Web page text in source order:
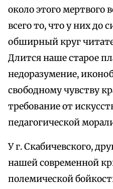
около этого мертвого
всего то, что у них до
обширный круг
Длится наше старое
недоразумение,
свободному чувству
требование от
педагогической
У г. Скабичевского,
нашей современной
полемической